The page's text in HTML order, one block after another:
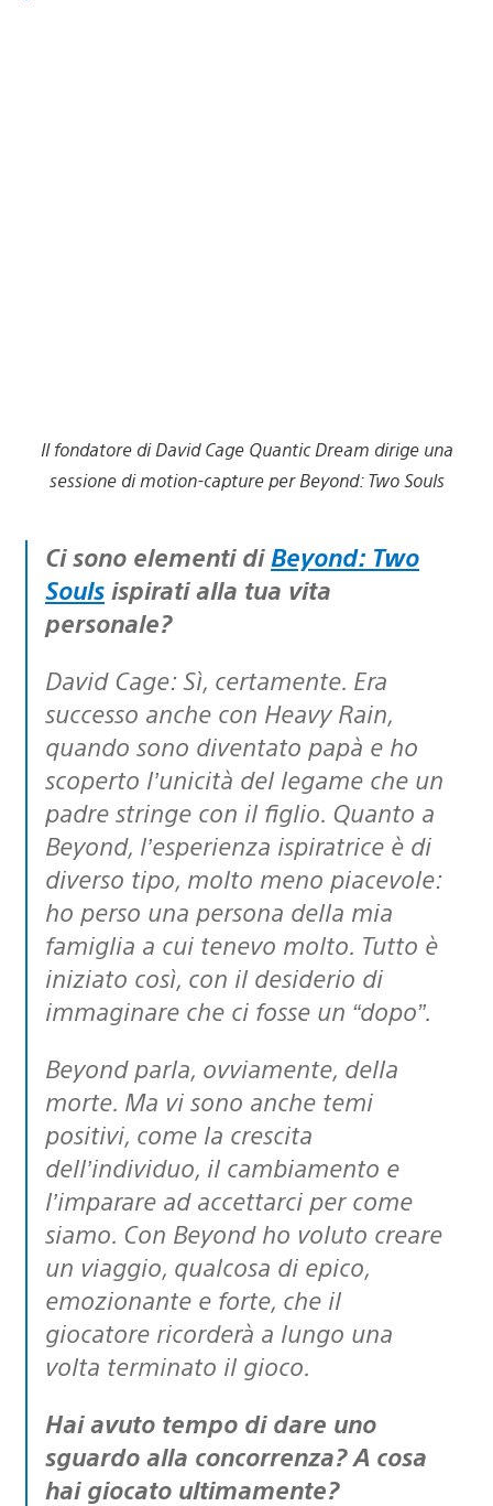
Il fondatore di David Cage Quantic Dream dirige una
sessione di motion-capture per Beyond: Two Souls
Ci sono elementi di Beyond: Two
Souls ispirati alla tua vita
personale?
David Cage: Sì, certamente. Era
successo anche con Heavy Rain,
quando sono diventato papà e ho
scoperto l’unicità del legame che un
padre stringe con il figlio. Quanto a
Beyond, l’esperienza ispiratrice è di
diverso tipo, molto meno piacevole:
ho perso una persona della mia
famiglia a cui tenevo molto. Tutto è
iniziato così, con il desiderio di
immaginare che ci fosse un “dopo”.
Beyond parla, ovviamente, della
morte. Ma vi sono anche temi
positivi, come la crescita
dell’individuo, il cambiamento e
l’imparare ad accettarci per come
siamo. Con Beyond ho voluto creare
un viaggio, qualcosa di epico,
emozionante e forte, che il
giocatore ricorderà a lungo una
volta terminato il gioco.
Hai avuto tempo di dare uno
sguardo alla concorrenza? A cosa
hai giocato ultimamente?